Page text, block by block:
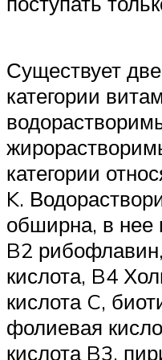
Существует
категории
категории
K.
обширна, в нее
B2
кислота, B4
кислота C,
фолиевая
кислота B3,